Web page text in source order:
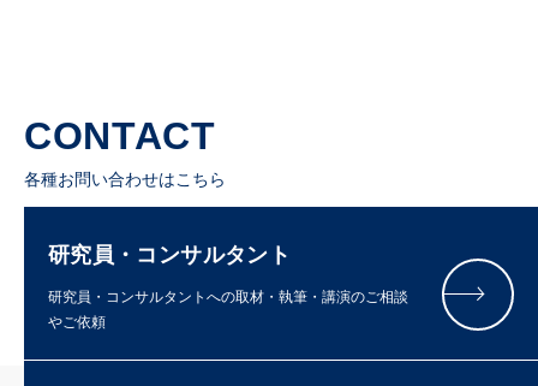
CONTACT
各種お問い合わせはこちら
研究員・コンサルタント
研究員・コンサルタントへの取材・執筆・講演のご相談
やご依頼